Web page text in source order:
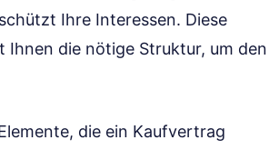
Ihre Interessen. Diese
Ihnen die nötige Struktur, um den
die ein Kaufvertrag